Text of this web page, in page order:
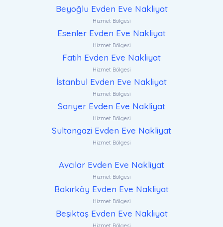
Beyoğlu Evden Eve Nakliyat
Hizmet Bölgesi
Esenler Evden Eve Nakliyat
Hizmet Bölgesi
Fatih Evden Eve Nakliyat
Hizmet Bölgesi
İstanbul Evden Eve Nakliyat
Hizmet Bölgesi
Sarıyer Evden Eve Nakliyat
Hizmet Bölgesi
Sultangazi Evden Eve Nakliyat
Hizmet Bölgesi
Avcılar Evden Eve Nakliyat
Hizmet Bölgesi
Bakırköy Evden Eve Nakliyat
Hizmet Bölgesi
Beşiktaş Evden Eve Nakliyat